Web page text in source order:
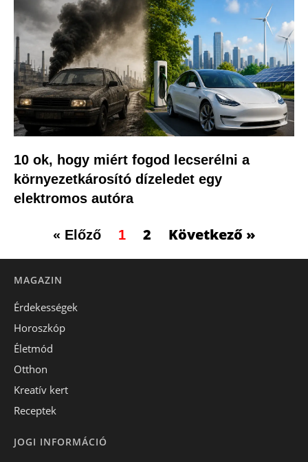
10 ok, hogy miért fogod lecserélni a
környezetkárosító dízeledet egy
elektromos autóra
« Előző 1 2 Következő »
MAGAZIN
Érdekességek
Horoszkóp
Életmód
Otthon
Kreatív kert
Receptek
JOGI INFORMÁCIÓ